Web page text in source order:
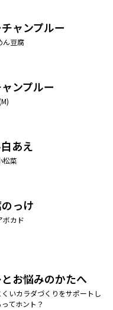
ャンプルー
ん豆腐
ンプルー
あえ
松菜
っけ
ボカド
お悩みのかたへ
いカラダづくりをサポートし
てホント？